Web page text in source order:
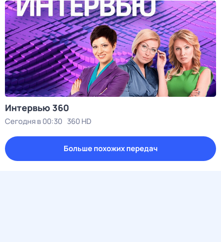
Интервью 360
Сегодня в 00:30 360 HD
Больше похожих передач